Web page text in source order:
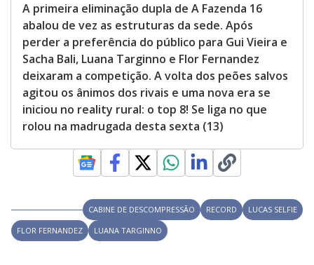
A primeira eliminação dupla de A Fazenda 16
abalou de vez as estruturas da sede. Após
perder a preferência do público para Gui Vieira e
Sacha Bali, Luana Targinno e Flor Fernandez
deixaram a competição. A volta dos peões salvos
agitou os ânimos dos rivais e uma nova era se
iniciou no reality rural: o top 8! Se liga no que
rolou na madrugada desta sexta (13)
CABINE DE DESCOMPRESSÃO RECORD
LUCAS SELFIE
FLOR FERNANDEZ
LUANA TARGINNO